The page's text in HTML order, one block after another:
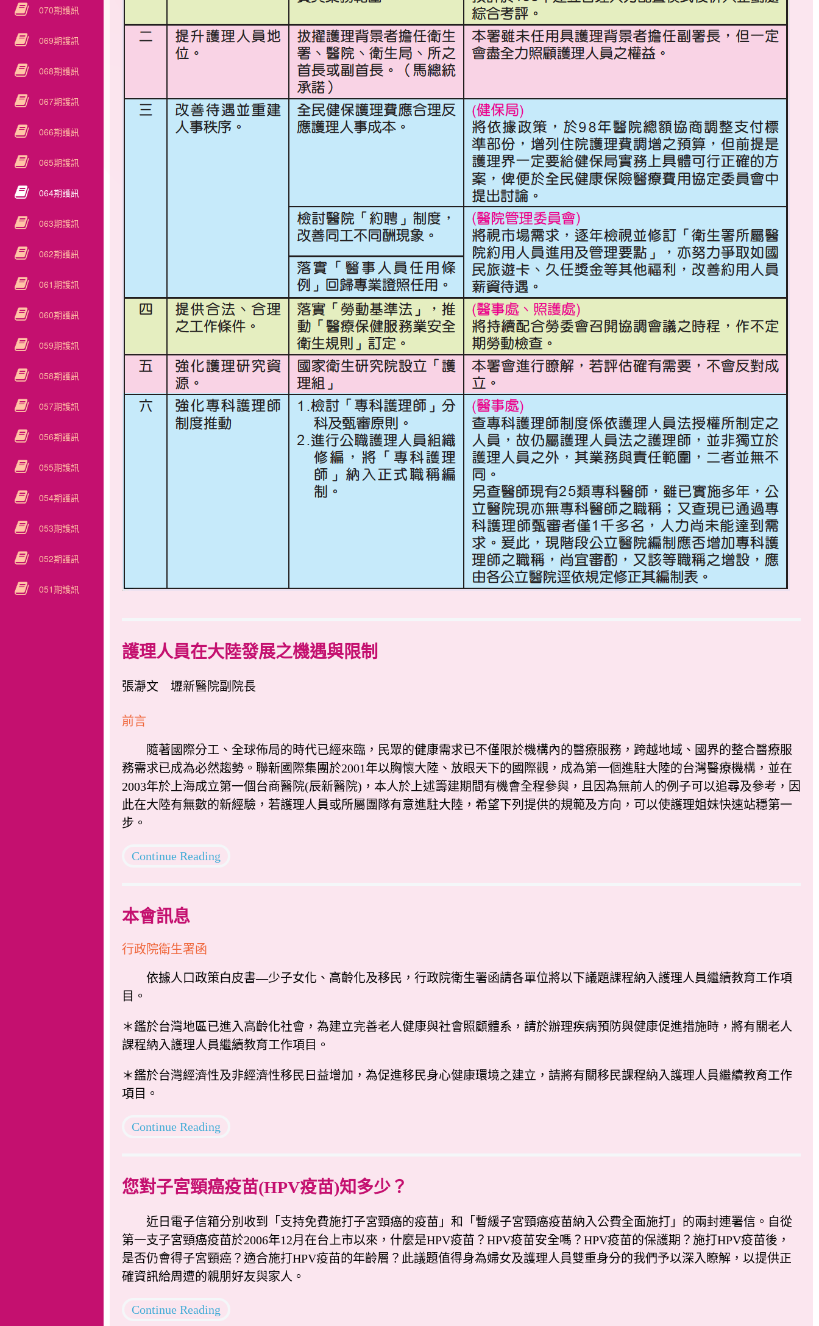
070期護訊
069期護訊
068期護訊
067期護訊
066期護訊
065期護訊
064期護訊
063期護訊
062期護訊
061期護訊
060期護訊
059期護訊
058期護訊
057期護訊
056期護訊
055期護訊
054期護訊
053期護訊
052期護訊
051期護訊
護理人員在大陸發展之機遇與限制
張瀞文 壢新醫院副院長
前言
隨著國際分工、全球佈局的時代已經來臨，民眾的健康需求已不僅限於機構內的醫療服務，跨越地域、國界的整合醫療服
務需求已成為必然趨勢。聯新國際集團於2001年以胸懷大陸、放眼天下的國際觀，成為第一個進駐大陸的台灣醫療機構，並在
2003年於上海成立第一個台商醫院(辰新醫院)，本人於上述籌建期間有機會全程參與，且因為無前人的例子可以追尋及參考，因
此在大陸有無數的新經驗，若護理人員或所屬團隊有意進駐大陸，希望下列提供的規範及方向，可以使護理姐妹快速站穩第一
步。
Continue Reading
本會訊息
行政院衛生署函
依據人口政策白皮書—少子女化、高齡化及移民，行政院衛生署函請各單位將以下議題課程納入護理人員繼續教育工作項
目。
＊鑑於台灣地區已進入高齡化社會，為建立完善老人健康與社會照顧體系，請於辦理疾病預防與健康促進措施時，將有關老人
課程納入護理人員繼續教育工作項目。
＊鑑於台灣經濟性及非經濟性移民日益增加，為促進移民身心健康環境之建立，請將有關移民課程納入護理人員繼續教育工作
項目。
Continue Reading
您對子宮頸癌疫苗(HPV疫苗)知多少？
近日電子信箱分別收到「支持免費施打子宮頸癌的疫苗」和「暫緩子宮頸癌疫苗納入公費全面施打」的兩封連署信。自從
第一支子宮頸癌疫苗於2006年12月在台上市以來，什麼是HPV疫苗？HPV疫苗安全嗎？HPV疫苗的保護期？施打HPV疫苗後，
是否仍會得子宮頸癌？適合施打HPV疫苗的年齡層？此議題值得身為婦女及護理人員雙重身分的我們予以深入瞭解，以提供正
確資訊給周遭的親朋好友與家人。
Continue Reading